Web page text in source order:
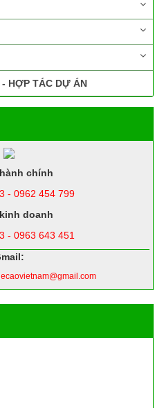
HỢP TÁC DỰ ÁN
chính
- 0962 454 799
doanh
- 0963 643 451